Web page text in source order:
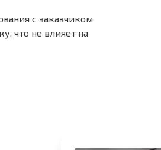
с заказчиком
что не влияет на